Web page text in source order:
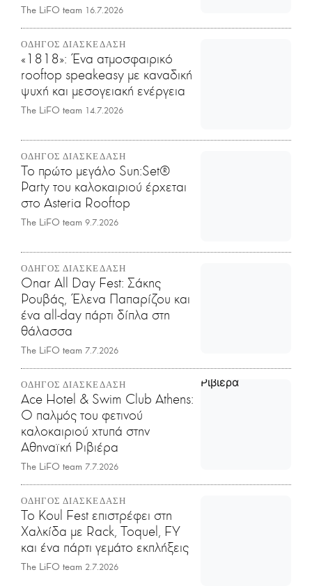
The LiFO team 16.7.2026
ΟΔΗΓΟΣ ΔΙΑΣΚΕΔΑΣΗ
«1818»: Ένα ατμοσφαιρικό
rooftop speakeasy με καναδική
ψυχή και μεσογειακή ενέργεια
The LiFO team 14.7.2026
ΟΔΗΓΟΣ ΔΙΑΣΚΕΔΑΣΗ
Το πρώτο μεγάλο Sun:Set®
Party του καλοκαιριού έρχεται
στο Asteria Rooftop
The LiFO team 9.7.2026
ΟΔΗΓΟΣ ΔΙΑΣΚΕΔΑΣΗ
Onar All Day Fest: Σάκης
Ρουβάς, Έλενα Παπαρίζου και
ένα all-day πάρτι δίπλα στη
θάλασσα
The LiFO team 7.7.2026
ΟΔΗΓΟΣ ΔΙΑΣΚΕΔΑΣΗ
Ace Hotel & Swim Club Athens:
Ο παλμός του φετινού
καλοκαιριού χτυπά στην
Αθηναϊκή Ριβιέρα
The LiFO team 7.7.2026
ΟΔΗΓΟΣ ΔΙΑΣΚΕΔΑΣΗ
Το Koul Fest επιστρέφει στη
Χαλκίδα με Rack, Toquel, FY
και ένα πάρτι γεμάτο εκπλήξεις
The LiFO team 2.7.2026